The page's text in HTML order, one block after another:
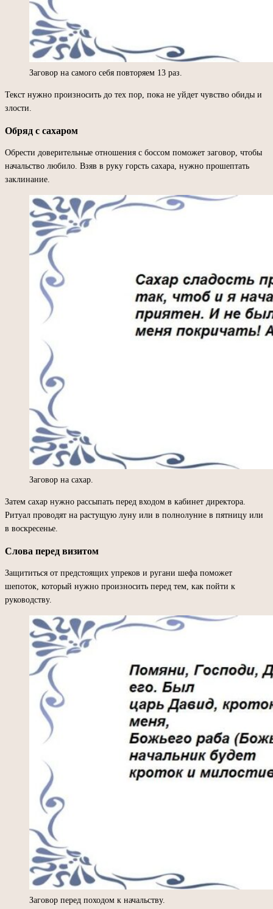
Заговор на самого себя повторяем 13 раз.
Текст нужно произносить до тех пор, пока не уйдет чувство обиды и
злости.
Обряд с сахаром
Обрести доверительные отношения с боссом поможет заговор, чтобы
начальство любило. Взяв в руку горсть сахара, нужно прошептать
заклинание.
Заговор на сахар.
Затем сахар нужно рассыпать перед входом в кабинет директора.
Ритуал проводят на растущую луну или в полнолуние в пятницу или
в воскресенье.
Слова перед визитом
Защититься от предстоящих упреков и ругани шефа поможет
шепоток, который нужно произносить перед тем, как пойти к
руководству.
Заговор перед походом к начальству.